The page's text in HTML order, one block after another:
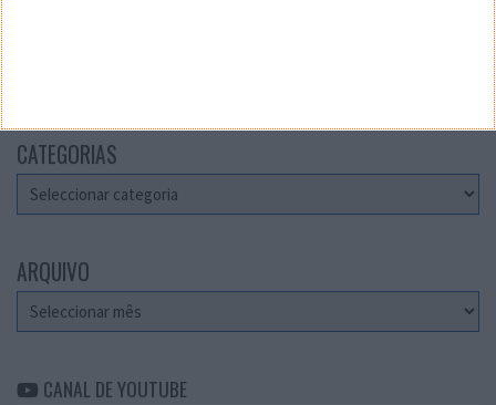
CATEGORIAS
Categorias
ARQUIVO
Arquivo
CANAL DE YOUTUBE